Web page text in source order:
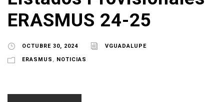
ERASMUS 24-25
OCTUBRE 30, 2024 VGUADALUPE
ERASMUS , NOTICIAS